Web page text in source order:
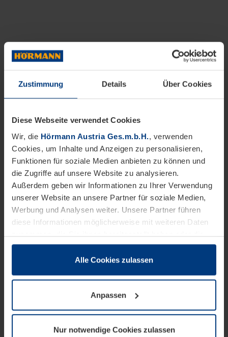
Zustimmung Details Über Cookies
Diese Webseite verwendet Cookies
Wir, die Hörmann Austria Ges.m.b.H., verwenden
Cookies, um Inhalte und Anzeigen zu personalisieren,
Funktionen für soziale Medien anbieten zu können und
die Zugriffe auf unsere Website zu analysieren.
Außerdem geben wir Informationen zu Ihrer Verwendung
unserer Website an unsere Partner für soziale Medien,
Werbung und Analysen weiter. Unsere Partner führen
diese Informationen möglicherweise mit weiteren Daten
zusammen, die Sie ihnen bereitgestellt haben oder die
sie im Rahmen Ihrer Nutzung der Dienste gesammelt
wenn diese für den Betrieb dieser Seite unbedingt
notwendig sind. Für alle anderen Cookie-Typen benötigen
wir Ihre Erlaubnis. Ihre Einwilligung können Sie jederzeit
Datenschutzerklärungunserer Website ändern oder
Alle Cookies zulassen
Anpassen
Nur notwendige Cookies zulassen